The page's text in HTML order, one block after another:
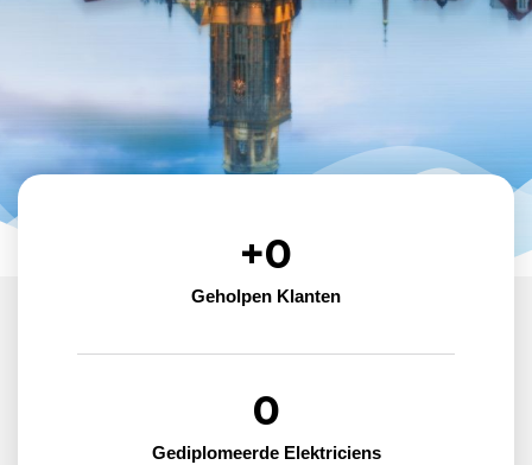
Geholpen Klanten
+0
Gediplomeerde Elektriciens
0